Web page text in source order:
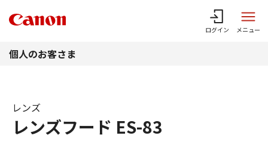
ログイン メニュー
個人のお客さま
レンズフード ES-83
レンズ